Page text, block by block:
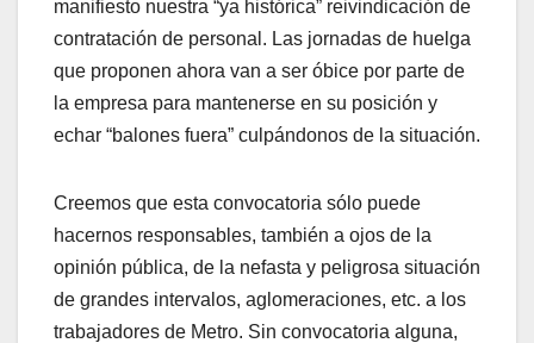
manifiesto nuestra “ya histórica” reivindicación de
contratación de personal. Las jornadas de huelga
que proponen ahora van a ser óbice por parte de
la empresa para mantenerse en su posición y
echar “balones fuera” culpándonos de la situación.
Creemos que esta convocatoria sólo puede
hacernos responsables, también a ojos de la
opinión pública, de la nefasta y peligrosa situación
de grandes intervalos, aglomeraciones, etc. a los
trabajadores de Metro. Sin convocatoria alguna,